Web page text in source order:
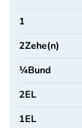
1
2Zehe(n)
¼Bund
2EL
1EL